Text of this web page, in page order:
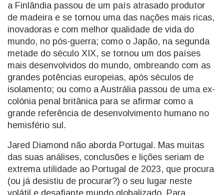
a Finlândia passou de um país atrasado produtor
de madeira e se tornou uma das nações mais ricas,
inovadoras e com melhor qualidade de vida do
mundo, no pós-guerra; como o Japão, na segunda
metade do século XIX, se tornou um dos países
mais desenvolvidos do mundo, ombreando com as
grandes potências europeias, após séculos de
isolamento; ou como a Austrália passou de uma ex-
colónia penal britânica para se afirmar como a
grande referência de desenvolvimento humano no
hemisfério sul.
Jared Diamond não aborda Portugal. Mas muitas
das suas análises, conclusões e lições seriam de
extrema utilidade ao Portugal de 2023, que procura
(ou já desistiu de procurar?) o seu lugar neste
volátil e desafiante mundo globalizado. Para